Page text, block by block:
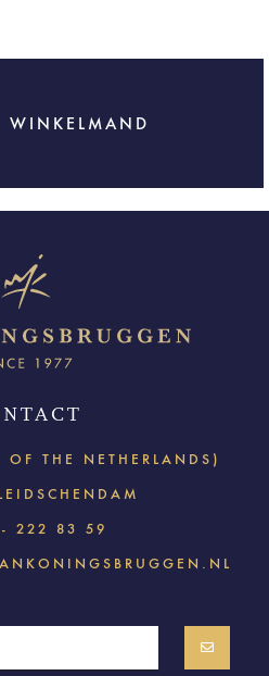
WINKELMAND
THE NETHERLANDS)
222 83 59